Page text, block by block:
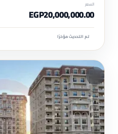
السعر
EGP20,000,000.00
تم التحديث مؤخرًا